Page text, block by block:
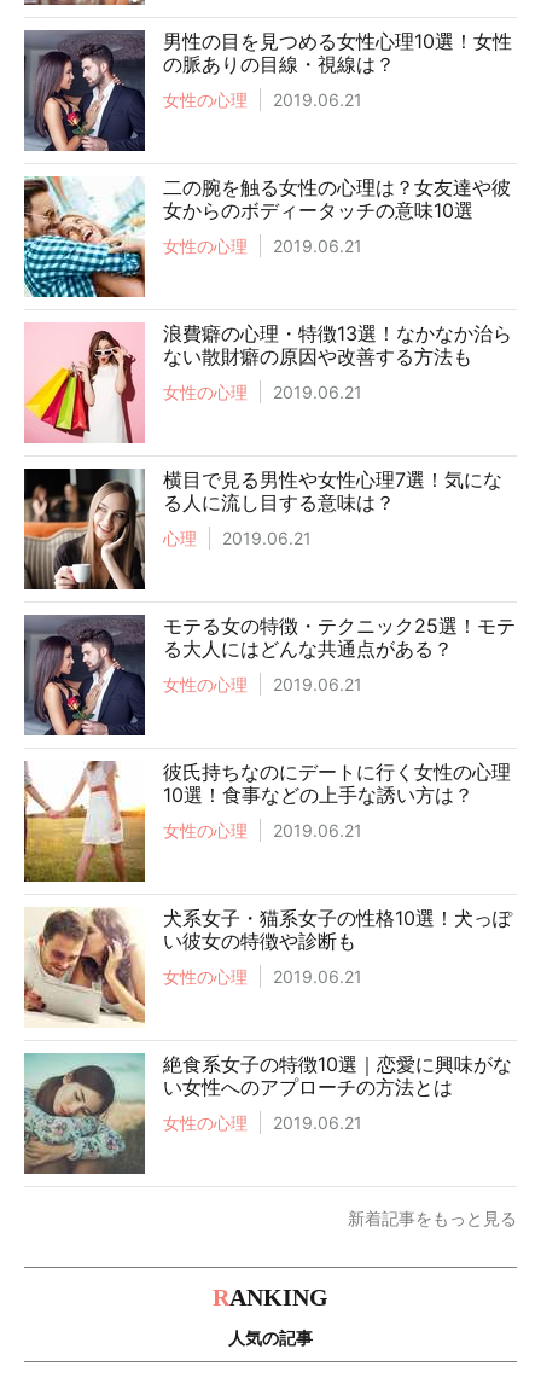
男性の目を見つめる女性心理10選！女性
の脈ありの目線・視線は？
女性の心理 2019.06.21
二の腕を触る女性の心理は？女友達や彼
女からのボディータッチの意味10選
女性の心理 2019.06.21
浪費癖の心理・特徴13選！なかなか治ら
ない散財癖の原因や改善する方法も
女性の心理 2019.06.21
横目で見る男性や女性心理7選！気にな
る人に流し目する意味は？
心理 2019.06.21
モテる女の特徴・テクニック25選！モテ
る大人にはどんな共通点がある？
女性の心理 2019.06.21
彼氏持ちなのにデートに行く女性の心理
10選！食事などの上手な誘い方は？
女性の心理 2019.06.21
犬系女子・猫系女子の性格10選！犬っぽ
い彼女の特徴や診断も
女性の心理 2019.06.21
絶食系女子の特徴10選｜恋愛に興味がな
い女性へのアプローチの方法とは
女性の心理 2019.06.21
新着記事をもっと見る
RANKING
人気の記事